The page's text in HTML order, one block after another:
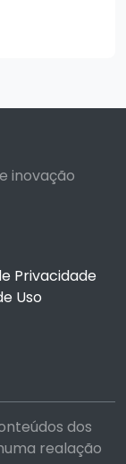
inovação
Privacidade
Uso
dos
realação